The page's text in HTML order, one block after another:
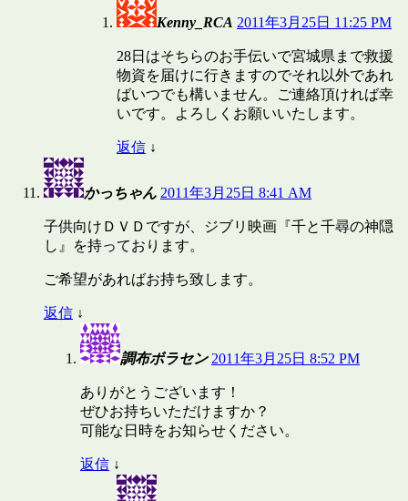
Kenny_RCA 2011年3月25日 11:25 PM
28日はそちらのお手伝いで宮城県まで救援
物資を届けに行きますのでそれ以外であれ
ばいつでも構いません。ご連絡頂ければ幸
いです。よろしくお願いいたします。
返信 ↓
かっちゃん 2011年3月25日 8:41 AM
子供向けＤＶＤですが、ジブリ映画『千と千尋の神隠
し』を持っております。
ご希望があればお持ち致します。
返信 ↓
調布ボラセン 2011年3月25日 8:52 PM
ありがとうございます！
ぜひお持ちいただけますか？
可能な日時をお知らせください。
返信 ↓